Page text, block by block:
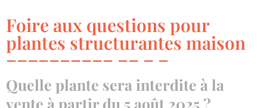
Foire aux questions pour
plantes structurantes maison
Quelle plante sera interdite à la
vente à partir du 5 août 2025 ?